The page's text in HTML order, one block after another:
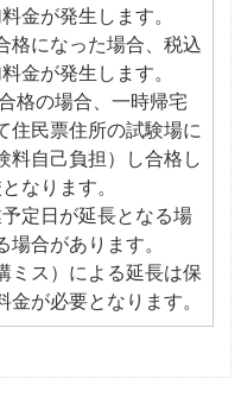
金が発生します。
格になった場合、税込
金が発生します。
格の場合、一時帰宅
住民票住所の試験場に
料自己負担）し合格し
なります。
定日が延長となる場
合があります。
ミス）による延長は保
が必要となります。